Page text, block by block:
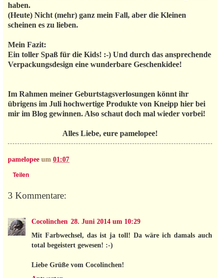
haben.
(Heute) Nicht (mehr) ganz mein Fall, aber die Kleinen
scheinen es zu lieben.
Mein Fazit:
Ein toller Spaß für die Kids! :-) Und durch das ansprechende
Verpackungsdesign eine wunderbare Geschenkidee!
Im Rahmen meiner Geburtstagsverlosungen könnt ihr
übrigens im Juli hochwertige Produkte von Kneipp hier bei
mir im Blog gewinnen. Also schaut doch mal wieder vorbei!
Alles Liebe, eure pamelopee!
pamelopee um 01:07
Teilen
3 Kommentare:
Cocolinchen 28. Juni 2014 um 10:29
Mit Farbwechsel, das ist ja toll! Da wäre ich damals auch
total begeistert gewesen! :-)
Liebe Grüße vom Cocolinchen!